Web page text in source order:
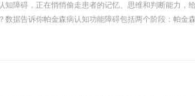
障碍，正在悄悄偷走患者的记忆、思维和判断能力，
数据告诉你帕金森病认知功能障碍包括两个阶段：帕金